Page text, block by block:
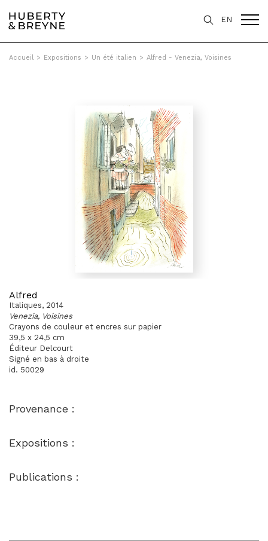
EN
Accueil > Expositions > Un été italien > Alfred - Venezia, Voisines
Alfred
Italiques, 2014
Venezia, Voisines
Crayons de couleur et encres sur papier
39,5 x 24,5 cm
Éditeur Delcourt
Signé en bas à droite
id. 50029
Provenance :
Expositions :
Publications :